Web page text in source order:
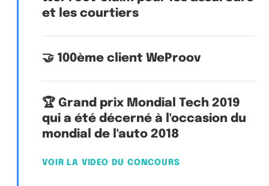
et les courtiers
🤝 100ème client WeProov
🏆 Grand prix Mondial Tech 2019
qui a été décerné à l'occasion du
mondial de l'auto 2018
VOIR LA VIDEO DU CONCOURS